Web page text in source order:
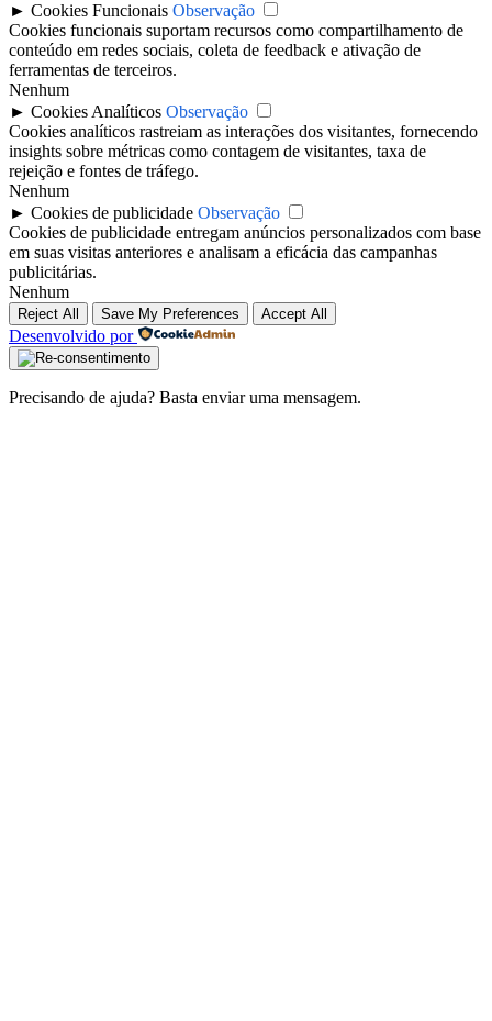
► Cookies Funcionais Observação
Cookies funcionais suportam recursos como compartilhamento de
conteúdo em redes sociais, coleta de feedback e ativação de
ferramentas de terceiros.
Nenhum
► Cookies Analíticos Observação
Cookies analíticos rastreiam as interações dos visitantes, fornecendo
insights sobre métricas como contagem de visitantes, taxa de
rejeição e fontes de tráfego.
Nenhum
► Cookies de publicidade Observação
Cookies de publicidade entregam anúncios personalizados com base
em suas visitas anteriores e analisam a eficácia das campanhas
publicitárias.
Nenhum
Reject All Save My Preferences Accept All
Desenvolvido por
Precisando de ajuda? Basta enviar uma mensagem.